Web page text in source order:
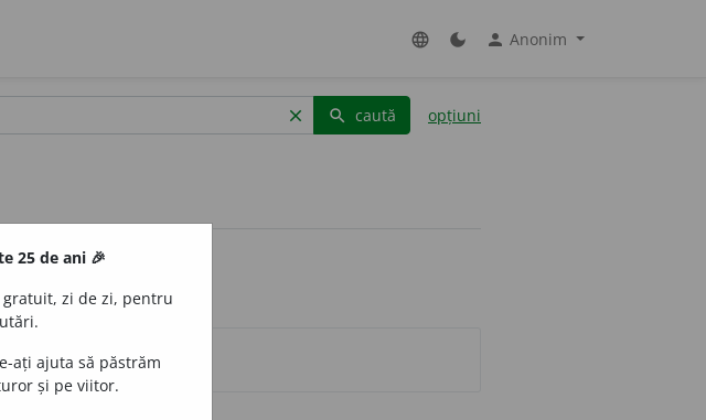
language dark_mode person Anonim
clear search caută opțiuni
25 de ani 🎉
zi de zi, pentru
ați ajuta să păstrăm
și pe viitor.